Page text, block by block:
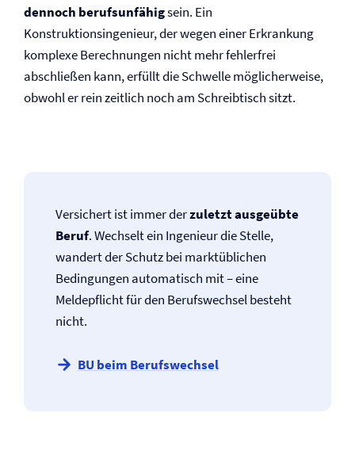
dennoch berufsunfähigsein. Ein
Konstruktionsingenieur, der wegen einer Erkrankung
komplexe Berechnungen nicht mehr fehlerfrei
abschließen kann, erfüllt die Schwelle möglicherweise,
obwohl er rein zeitlich noch am Schreibtisch sitzt.
Versichert ist immer derzuletzt ausgeübte
Beruf. Wechselt ein Ingenieur die Stelle,
wandert der Schutz bei marktüblichen
Bedingungen automatisch mit – eine
Meldepflicht für den Berufswechsel besteht
nicht.
BU beim Berufswechsel